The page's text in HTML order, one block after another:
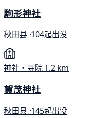
駒形神社
秋田县 ·104起出没
神社・寺院 1.2 km
賀茂神社
秋田县 ·145起出没